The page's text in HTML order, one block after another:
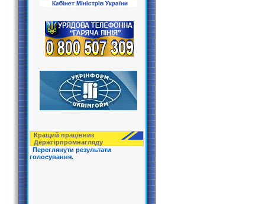
Кращий працівник
Держгірпрoмнагляду
Переглянути результати
голосування.